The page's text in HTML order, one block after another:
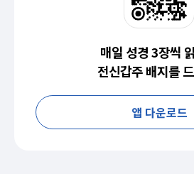
매일 성경 3장씩
전신갑주 배지를
앱 다운로드